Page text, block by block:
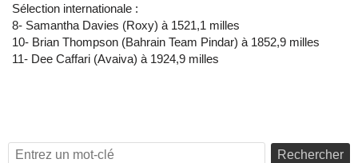
Sélection internationale :
8- Samantha Davies (Roxy) à 1521,1 milles
10- Brian Thompson (Bahrain Team Pindar) à 1852,9 milles
11- Dee Caffari (Avaiva) à 1924,9 milles
Rechercher